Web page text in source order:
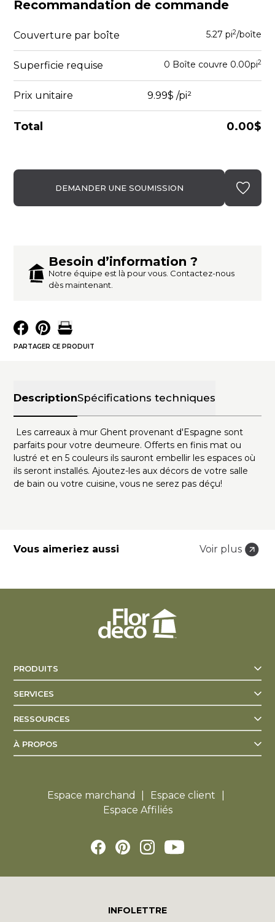
Besoin d’information ?
Notre équipe est là pour vous. Contactez-nous
dès maintenant.
PARTAGER CE PRODUIT
Recommandation de commande
Couverture par boîte 5.27 pi2/boîte
Superficie requise 0 Boîte couvre 0.00pi2
Prix unitaire 9.99$ /pi²
Total 0.00$
DEMANDER UNE SOUMISSION
DescriptionSpécifications techniques
Les carreaux à mur Ghent provenant d'Espagne sont
parfaits pour votre deumeure. Offerts en finis mat ou
lustré et en 5 couleurs ils sauront embellir les espaces où
ils seront installés. Ajoutez-les aux décors de votre salle
de bain ou votre cuisine, vous ne serez pas déçu!
Vous aimeriez aussi Voir plus
PRODUITS
SERVICES
RESSOURCES
À PROPOS
Espace marchand
Espace client
Espace Affiliés
INFOLETTRE